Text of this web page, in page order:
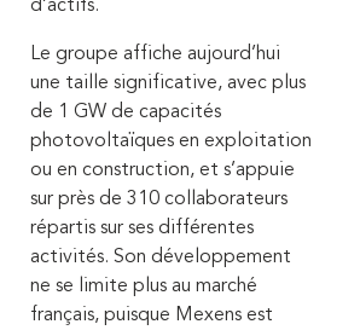
d’actifs.
Le groupe affiche aujourd’hui
une taille significative, avec plus
de 1 GW de capacités
photovoltaïques en exploitation
ou en construction, et s’appuie
sur près de 310 collaborateurs
répartis sur ses différentes
activités. Son développement
ne se limite plus au marché
français, puisque Mexens est